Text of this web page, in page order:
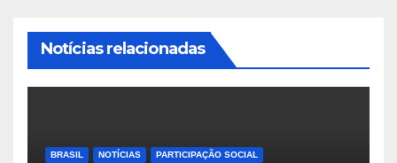
Notícias relacionadas
BRASIL NOTÍCIAS PARTICIPAÇÃO SOCIAL